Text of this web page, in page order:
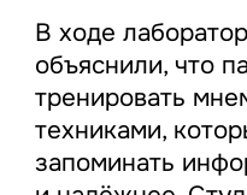
В ходе
объяснили, что
тренировать
техниками,
запоминать